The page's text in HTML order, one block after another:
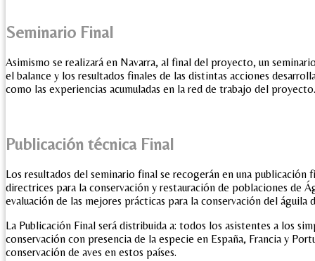
Seminario Final
Asimismo se realizará en Navarra, al final del proyecto, un
el balance y los resultados finales de las distintas acciones
como las experiencias acumuladas en la red de trabajo del proyecto.
Publicación técnica Final
Los resultados del seminario final se recogerán en una publicación
directrices para la conservación y restauración de poblaciones de
evaluación de las mejores prácticas para la conservación del águila
La Publicación Final será distribuida a: todos los asistentes a los
conservación con presencia de la especie en España, Francia y
conservación de aves en estos países.